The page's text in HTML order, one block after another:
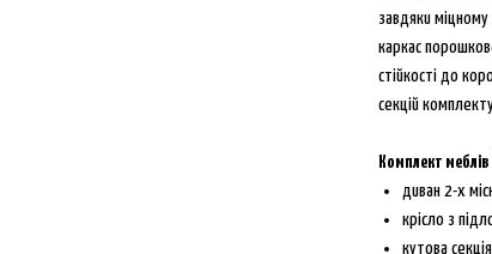
завдяки
каркас
стійкості до
секцій
Комплект
диван 2-х
крісло з
кутова